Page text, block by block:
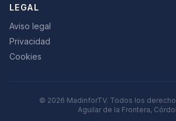
LEGAL
Aviso legal
Privacidad
Cookies
© 2026 MadinforTV. Todos los
Aguilar de la Frontera,